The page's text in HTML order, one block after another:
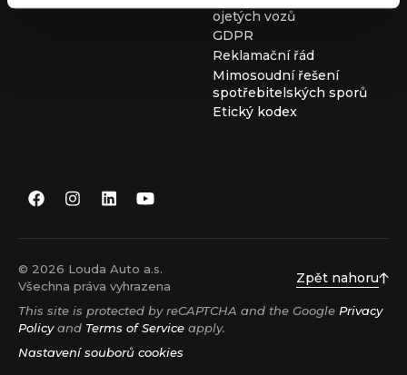
ojetých vozů
GDPR
Reklamační řád
Mimosoudní řešení
spotřebitelských sporů
Etický kodex
© 2026 Louda Auto a.s.
Všechna práva vyhrazena
Zpět nahoru
This site is protected by reCAPTCHA and the Google Privacy
Policyand Terms of Service apply.
Nastavení souborů cookies